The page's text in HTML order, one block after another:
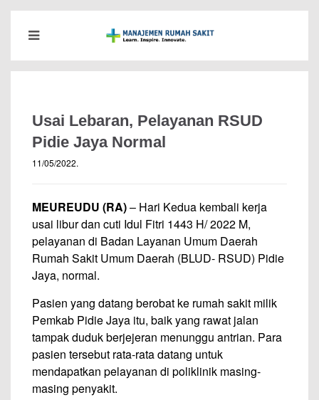
Usai Lebaran, Pelayanan RSUD
Pidie Jaya Normal
11/05/2022.
MEUREUDU (RA)– Hari Kedua kembali kerja
usai libur dan cuti Idul Fitri 1443 H/ 2022 M,
pelayanan di Badan Layanan Umum Daerah
Rumah Sakit Umum Daerah (BLUD- RSUD) Pidie
Jaya, normal.
Pasien yang datang berobat ke rumah sakit milik
Pemkab Pidie Jaya itu, baik yang rawat jalan
tampak duduk berjejeran menunggu antrian. Para
pasien tersebut rata-rata datang untuk
mendapatkan pelayanan di poliklinik masing-
masing penyakit.